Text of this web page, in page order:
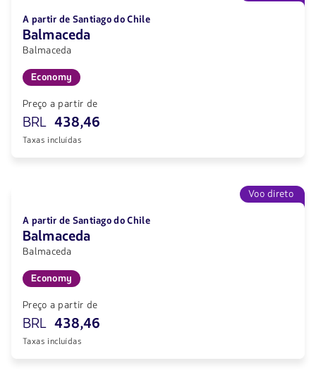
A partir de Santiago do Chile
Balmaceda
Balmaceda
Economy
Preço a partir de
BRL 438,46
Taxas incluídas
Voo direto
A partir de Santiago do Chile
Balmaceda
Balmaceda
Economy
Preço a partir de
BRL 438,46
Taxas incluídas